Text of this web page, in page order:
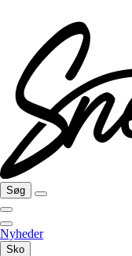
Søg
Nyheder
Sko